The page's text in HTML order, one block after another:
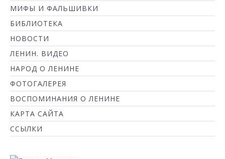
МИФЫ И ФАЛЬШИВКИ
БИБЛИОТЕКА
НОВОСТИ
ЛЕНИН. ВИДЕО
НАРОД О ЛЕНИНЕ
ФОТОГАЛЕРЕЯ
ВОСПОМИНАНИЯ О ЛЕНИНЕ
КАРТА САЙТА
ССЫЛКИ